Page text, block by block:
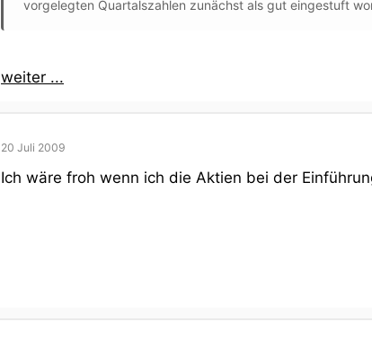
vorgelegten Quartalszahlen zunächst als gut eingestuft
weiter ...
20 Juli 2009
Ich wäre froh wenn ich die Aktien bei der